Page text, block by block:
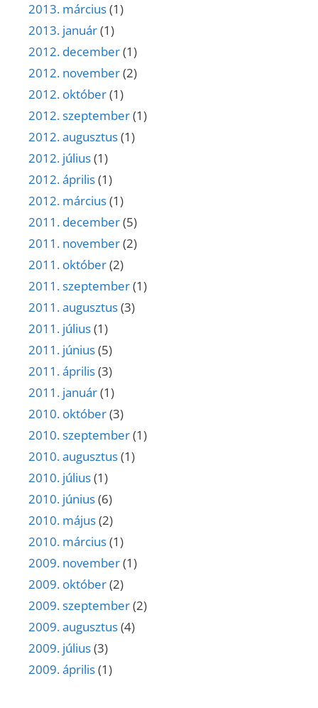
2013. március(1)
2013. január(1)
2012. december(1)
2012. november(2)
2012. október(1)
2012. szeptember(1)
2012. augusztus(1)
2012. július(1)
2012. április(1)
2012. március(1)
2011. december(5)
2011. november(2)
2011. október(2)
2011. szeptember(1)
2011. augusztus(3)
2011. július(1)
2011. június(5)
2011. április(3)
2011. január(1)
2010. október(3)
2010. szeptember(1)
2010. augusztus(1)
2010. július(1)
2010. június(6)
2010. május(2)
2010. március(1)
2009. november(1)
2009. október(2)
2009. szeptember(2)
2009. augusztus(4)
2009. július(3)
2009. április(1)